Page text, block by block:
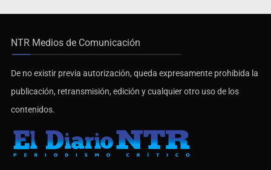
NTR Medios de Comunicación
De no existir previa autorización, queda expresamente prohibida la
publicación, retransmisión, edición y cualquier otro uso de los
contenidos.